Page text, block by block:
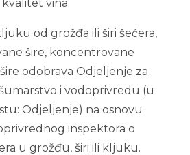
kvalitet vina.
od grožđa ili širi šećera,
šire, koncentrovane
odobrava Odjeljenje za
i vodoprivredu (u
Odjeljenje) na osnovu
inspektora o
u grožđu, širi ili kljuku.